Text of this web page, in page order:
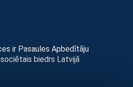
ir Pasaules Apbedītāju
biedrs Latvijā